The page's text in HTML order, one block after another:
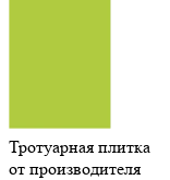
Тротуарная плитка
от производителя